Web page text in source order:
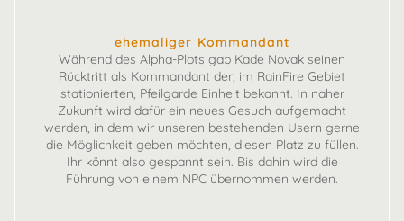
ehemaliger Kommandant
Während des Alpha-Plots gab Kade Novak seinen
Rücktritt als Kommandant der, im RainFire Gebiet
stationierten, Pfeilgarde Einheit bekannt. In naher
Zukunft wird dafür ein neues Gesuch aufgemacht
werden, in dem wir unseren bestehenden Usern gerne
die Möglichkeit geben möchten, diesen Platz zu füllen.
Ihr könnt also gespannt sein. Bis dahin wird die
Führung von einem NPC übernommen werden.